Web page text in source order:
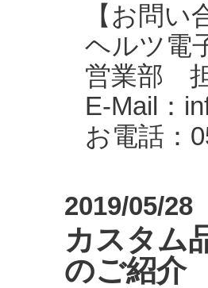
【お問い
ヘルツ電
営業部
E-Mail：
お電話：
2019/05/28
カスタム
のご紹介